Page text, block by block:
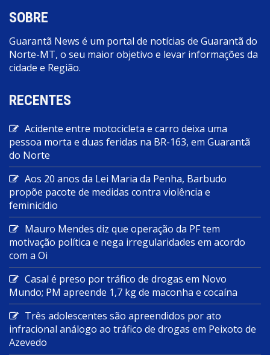
SOBRE
Guarantã News é um portal de notícias de Guarantã do
Norte-MT, o seu maior objetivo e levar informações da
cidade e Região.
RECENTES
Acidente entre motocicleta e carro deixa uma
pessoa morta e duas feridas na BR-163, em Guarantã
do Norte
Aos 20 anos da Lei Maria da Penha, Barbudo
propõe pacote de medidas contra violência e
feminicídio
Mauro Mendes diz que operação da PF tem
motivação política e nega irregularidades em acordo
com a Oi
Casal é preso por tráfico de drogas em Novo
Mundo; PM apreende 1,7 kg de maconha e cocaína
Três adolescentes são apreendidos por ato
infracional análogo ao tráfico de drogas em Peixoto de
Azevedo